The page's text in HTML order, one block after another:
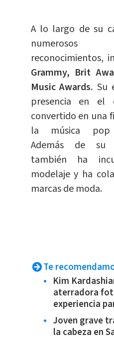
A lo largo de su
reconocimientos,
Grammy, Brit
Music Awards. Su
presencia en el
convertido en una
la música pop
Además de su
también ha
modelaje y ha
marcas de moda.
Te
Kim
aterradora
experiencia
Joven grave
la cabeza en